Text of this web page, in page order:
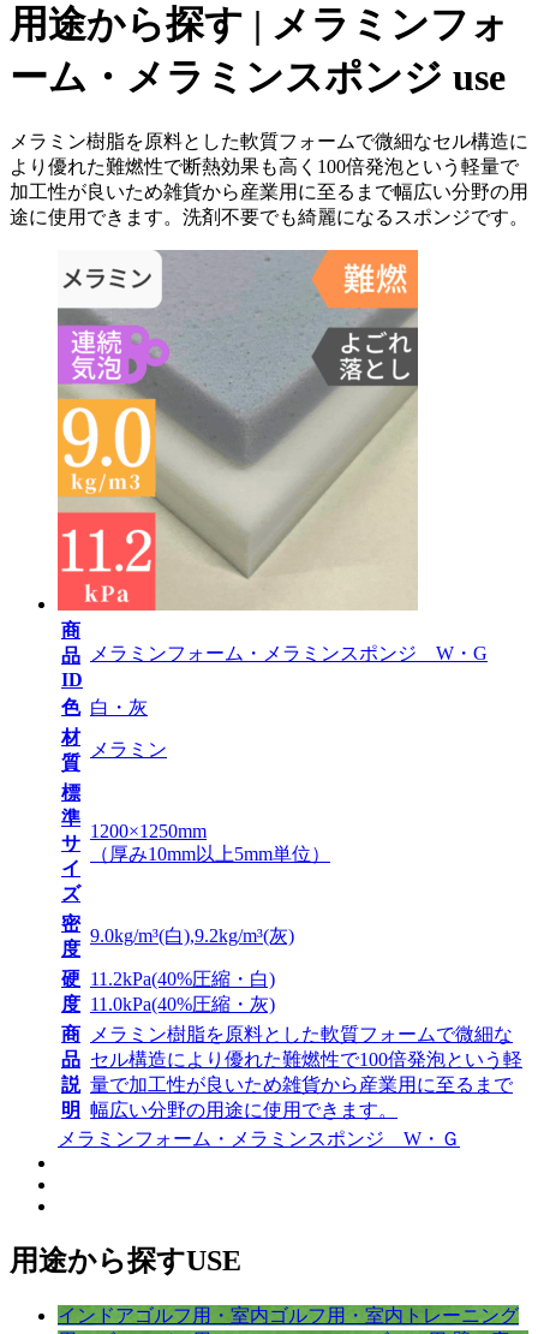
用途から探す | メラミンフォ
ーム・メラミンスポンジ use
メラミン樹脂を原料とした軟質フォームで微細なセル構造に
より優れた難燃性で断熱効果も高く100倍発泡という軽量で
加工性が良いため雑貨から産業用に至るまで幅広い分野の用
途に使用できます。洗剤不要でも綺麗になるスポンジです。
商
品
ID
メラミンフォーム・メラミンスポンジ W・G
色 白・灰
材
質
メラミン
標
準
サ
イ
ズ
1200×1250mm
（厚み10mm以上5mm単位）
密
度
9.0kg/m³(白),9.2kg/m³(灰)
硬
度
11.2kPa(40%圧縮・白)
11.0kPa(40%圧縮・灰)
商
品
説
明
メラミン樹脂を原料とした軟質フォームで微細な
セル構造により優れた難燃性で100倍発泡という軽
量で加工性が良いため雑貨から産業用に至るまで
幅広い分野の用途に使用できます。
メラミンフォーム・メラミンスポンジ W・Ｇ
用途から探すUSE
インドアゴルフ用・室内ゴルフ用・室内トレーニング